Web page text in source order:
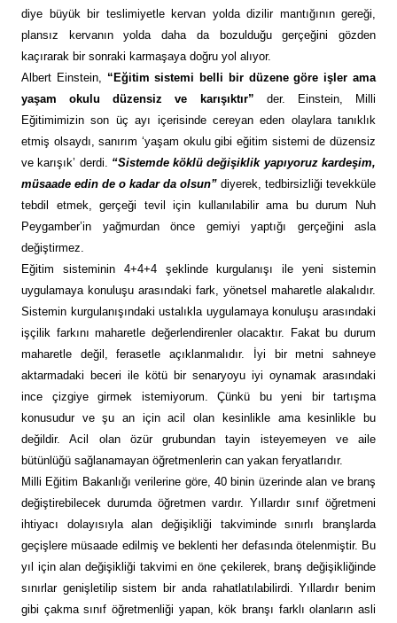
diye büyük bir teslimiyetle kervan yolda dizilir mantığının gereği,
plansız kervanın yolda daha da bozulduğu gerçeğini gözden
kaçırarak bir sonraki karmaşaya doğru yol alıyor.
Albert Einstein, “Eğitim sistemi belli bir düzene göre işler ama
yaşam okulu düzensiz ve karışıktır” der. Einstein, Milli
Eğitimimizin son üç ayı içerisinde cereyan eden olaylara tanıklık
etmiş olsaydı, sanırım ‘yaşam okulu gibi eğitim sistemi de düzensiz
ve karışık’ derdi. “Sistemde köklü değişiklik yapıyoruz kardeşim,
müsaade edin de o kadar da olsun” diyerek, tedbirsizliği tevekküle
tebdil etmek, gerçeği tevil için kullanılabilir ama bu durum Nuh
Peygamber’in yağmurdan önce gemiyi yaptığı gerçeğini asla
değiştirmez.
Eğitim sisteminin 4+4+4 şeklinde kurgulanışı ile yeni sistemin
uygulamaya konuluşu arasındaki fark, yönetsel maharetle alakalıdır.
Sistemin kurgulanışındaki ustalıkla uygulamaya konuluşu arasındaki
işçilik farkını maharetle değerlendirenler olacaktır. Fakat bu durum
maharetle değil, ferasetle açıklanmalıdır. İyi bir metni sahneye
aktarmadaki beceri ile kötü bir senaryoyu iyi oynamak arasındaki
ince çizgiye girmek istemiyorum. Çünkü bu yeni bir tartışma
konusudur ve şu an için acil olan kesinlikle ama kesinlikle bu
değildir. Acil olan özür grubundan tayin isteyemeyen ve aile
bütünlüğü sağlanamayan öğretmenlerin can yakan feryatlarıdır.
Milli Eğitim Bakanlığı verilerine göre, 40 binin üzerinde alan ve branş
değiştirebilecek durumda öğretmen vardır. Yıllardır sınıf öğretmeni
ihtiyacı dolayısıyla alan değişikliği takviminde sınırlı branşlarda
geçişlere müsaade edilmiş ve beklenti her defasında ötelenmiştir. Bu
yıl için alan değişikliği takvimi en öne çekilerek, branş değişikliğinde
sınırlar genişletilip sistem bir anda rahatlatılabilirdi. Yıllardır benim
gibi çakma sınıf öğretmenliği yapan, kök branşı farklı olanların asli